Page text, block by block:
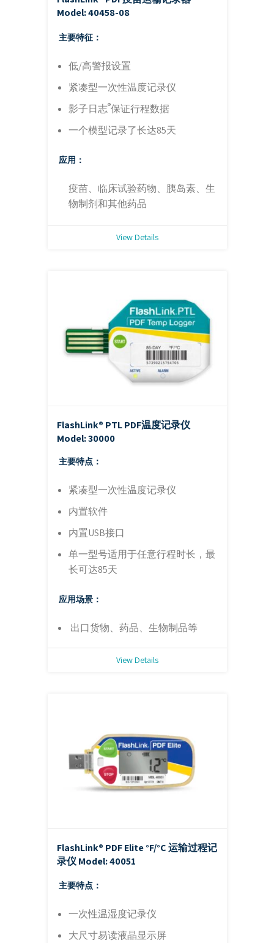
Model: 40458-08
主要特征：
低/高警报设置
紧凑型一次性温度记录仪
影子日志®保证行程数据
一个模型记录了长达85天
应用：
疫苗、临床试验药物、胰岛素、生
物制剂和其他药品
View Details
FlashLink® PTL PDF温度记录仪
Model: 30000
主要特点：
紧凑型一次性温度记录仪
内置软件
内置USB接口
单一型号适用于任意行程时长，最
长可达85天
应用场景：
出口货物、药品、生物制品等
View Details
FlashLink® PDF Elite °F/°C 运输过程记
录仪Model: 40051
主要特点：
一次性温湿度记录仪
大尺寸易读液晶显示屏